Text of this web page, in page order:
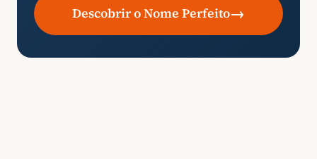
Descobrir o Nome Perfeito→